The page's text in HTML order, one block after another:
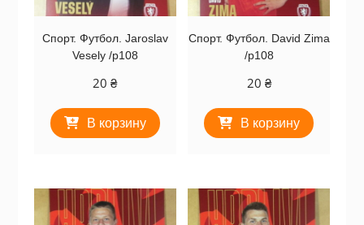
Спорт. Футбол. Jaroslav
Vesely /p108
20₴
В корзину
Спорт. Футбол. David Zima
/p108
20 ₴
В корзину